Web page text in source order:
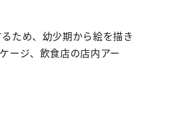
ため、幼少期から絵を描き
ージ、飲食店の店内アー